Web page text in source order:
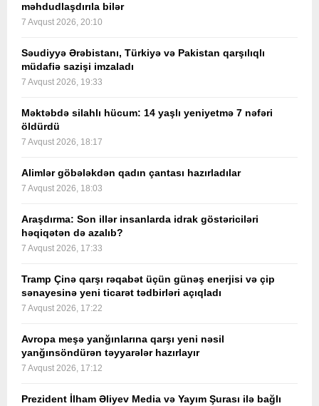
məhdudlaşdırıla bilər
7 Avqust 2026, 20:10
Səudiyyə Ərəbistanı, Türkiyə və Pakistan qarşılıqlı
müdafiə sazişi imzaladı
7 Avqust 2026, 19:33
Məktəbdə silahlı hücum: 14 yaşlı yeniyetmə 7 nəfəri
öldürdü
7 Avqust 2026, 18:17
Alimlər göbələkdən qadın çantası hazırladılar
7 Avqust 2026, 18:03
Araşdırma: Son illər insanlarda idrak göstəriciləri
həqiqətən də azalıb?
7 Avqust 2026, 17:33
Tramp Çinə qarşı rəqabət üçün günəş enerjisi və çip
sənayesinə yeni ticarət tədbirləri açıqladı
7 Avqust 2026, 17:22
Avropa meşə yanğınlarına qarşı yeni nəsil
yanğınsöndürən təyyarələr hazırlayır
7 Avqust 2026, 17:12
Prezident İlham Əliyev Media və Yayım Şurası ilə bağlı